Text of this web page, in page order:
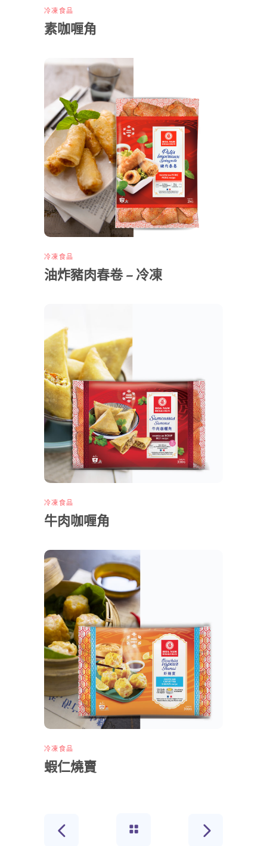
冷凍食品
素咖喱角
冷凍食品
油炸豬肉春卷 – 冷凍
冷凍食品
牛肉咖喱角
冷凍食品
蝦仁燒賣